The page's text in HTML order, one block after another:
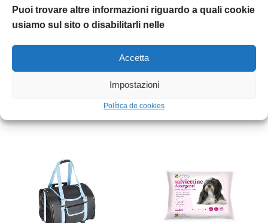
Puoi trovare altre informazioni riguardo a quali cookie
usiamo sul sito o disabilitarli nelle
Accetta
Impostazioni
Política de cookies
Condividere:
INFORMAZIONI AGGIUNTIVE
0,2 kg